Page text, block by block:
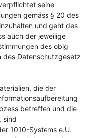
seine
gemäss § 20 des
und geht des
auch der jeweilige
des obig
des Datenschutzgesetz
die der
betreffen und die
sind
1010-Systems e.U.